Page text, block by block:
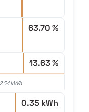
63.70 %
13.63 %
kWh
0.35 kWh